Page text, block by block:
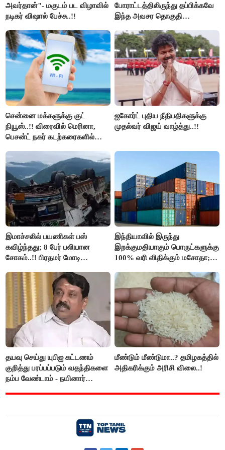
அவர்தான்"- மகுடம் பட விழாவில்
நடிகர் விஷால் பேச்சு..!!
போராட்டத்திலிருந்து தப்பிக்கவே
இந்த அவசர தொகுதி
அரங்கேற்றுகிறார் முதலமைச்சர் -
திமுக ஐடி விங்..!!
சென்னை மக்களுக்கு குட்
நியூஸ்..!! விரைவில் மெரினா,
பெசன்ட் நகர் கடற்கரைகளில்
ஐகோர்ட் புதிய நீதிபதிகளுக்கு
முதல்வர் விஜய் வாழ்த்து..!!
இமாச்சலில் பயணிகள் பஸ்
கவிழ்ந்தது; 8 பேர் பலியான
சோகம்..!! பிரதமர் மோடி
இந்தியாவில் இருந்து
இறக்குமதியாகும் பொருட்களுக்கு
100% வரி விதிக்கும் மசோதா;
தயவு செய்து யுபிஐ கட்டணம்
குறித்து பரப்பப்படும் வதந்திகளை
நம்ப வேண்டாம் - நயினார்
மீண்டும் மீண்டுமா..? தமிழகத்தில்
அதிகரிக்கும் அரிசி விலை..!